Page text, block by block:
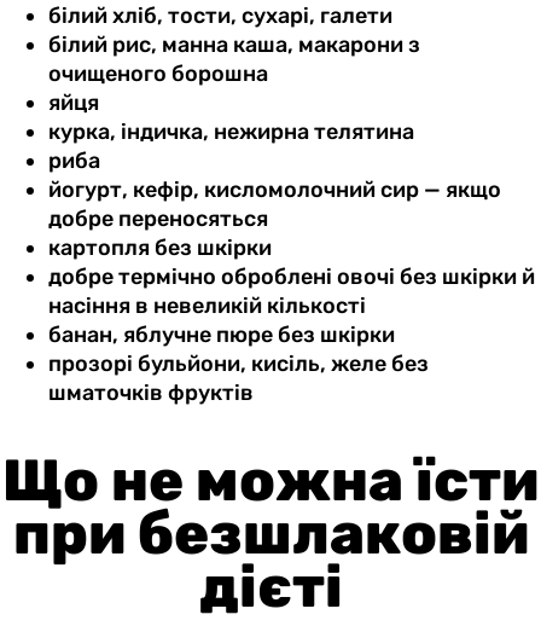
білий хліб, тости, сухарі, галети
білий рис, манна каша, макарони з
очищеного борошна
яйця
курка, індичка, нежирна телятина
риба
йогурт, кефір, кисломолочний сир — якщо
добре переносяться
картопля без шкірки
добре термічно оброблені овочі без шкірки й
насіння в невеликій кількості
банан, яблучне пюре без шкірки
прозорі бульйони, кисіль, желе без
шматочків фруктів
Що не можна їсти
при безшлаковій
дієті